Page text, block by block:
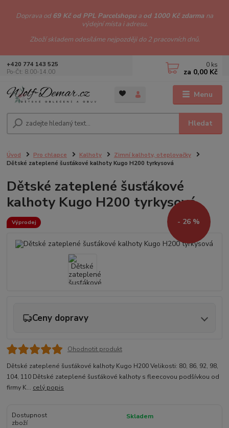
Doprava od69 Kč od PPL Parcelshopu a od 1000 Kč zdarma na
výdejní místa i adresu.
Zboží skladem odesíláme nejpozději do 2 pracovních dnů.
Menu
Hledat
+420 774 143 525
Po-Čt: 8.00-14.00
0 ks
za 0,00 Kč
Úvod Pro chlapce Kalhoty
Zimní kalhoty, oteplovačky
Dětské zateplené šusťákové kalhoty Kugo H200 tyrkysová
Dětské zateplené šusťákové
kalhoty Kugo H200 tyrkysová
Výprodej - 26 %
Ceny dopravy
Ohodnotit produkt
Dětské zateplené šusťákové kalhoty Kugo H200 Velikosti: 80, 86, 92, 98,
104, 110 Dětské zateplené šusťákové kalhoty s fleecovou podšívkou od
firmy K... celý popis
Dostupnost
zboží
Skladem